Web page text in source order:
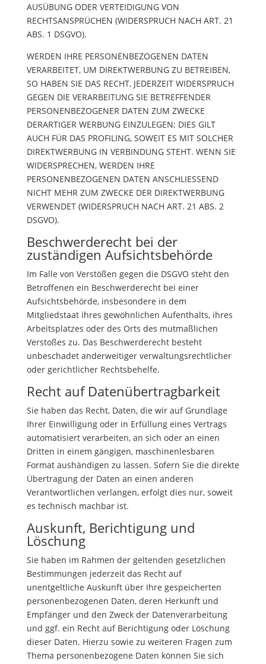
AUSÜBUNG ODER VERTEIDIGUNG VON
RECHTSANSPRÜCHEN (WIDERSPRUCH NACH ART. 21
ABS. 1 DSGVO).
WERDEN IHRE PERSONENBEZOGENEN DATEN
VERARBEITET, UM DIREKTWERBUNG ZU BETREIBEN,
SO HABEN SIE DAS RECHT, JEDERZEIT WIDERSPRUCH
GEGEN DIE VERARBEITUNG SIE BETREFFENDER
PERSONENBEZOGENER DATEN ZUM ZWECKE
DERARTIGER WERBUNG EINZULEGEN; DIES GILT
AUCH FÜR DAS PROFILING, SOWEIT ES MIT SOLCHER
DIREKTWERBUNG IN VERBINDUNG STEHT. WENN SIE
WIDERSPRECHEN, WERDEN IHRE
PERSONENBEZOGENEN DATEN ANSCHLIESSEND
NICHT MEHR ZUM ZWECKE DER DIREKTWERBUNG
VERWENDET (WIDERSPRUCH NACH ART. 21 ABS. 2
DSGVO).
Beschwerde­recht bei der
zuständigen Aufsichts­behörde
Im Falle von Verstößen gegen die DSGVO steht den
Betroffenen ein Beschwerderecht bei einer
Aufsichtsbehörde, insbesondere in dem
Mitgliedstaat ihres gewöhnlichen Aufenthalts, ihres
Arbeitsplatzes oder des Orts des mutmaßlichen
Verstoßes zu. Das Beschwerderecht besteht
unbeschadet anderweitiger verwaltungsrechtlicher
oder gerichtlicher Rechtsbehelfe.
Recht auf Daten­übertrag­barkeit
Sie haben das Recht, Daten, die wir auf Grundlage
Ihrer Einwilligung oder in Erfüllung eines Vertrags
automatisiert verarbeiten, an sich oder an einen
Dritten in einem gängigen, maschinenlesbaren
Format aushändigen zu lassen. Sofern Sie die direkte
Übertragung der Daten an einen anderen
Verantwortlichen verlangen, erfolgt dies nur, soweit
es technisch machbar ist.
Auskunft, Berichtigung und
Löschung
Sie haben im Rahmen der geltenden gesetzlichen
Bestimmungen jederzeit das Recht auf
unentgeltliche Auskunft über Ihre gespeicherten
personenbezogenen Daten, deren Herkunft und
Empfänger und den Zweck der Datenverarbeitung
und ggf. ein Recht auf Berichtigung oder Löschung
dieser Daten. Hierzu sowie zu weiteren Fragen zum
Thema personenbezogene Daten können Sie sich